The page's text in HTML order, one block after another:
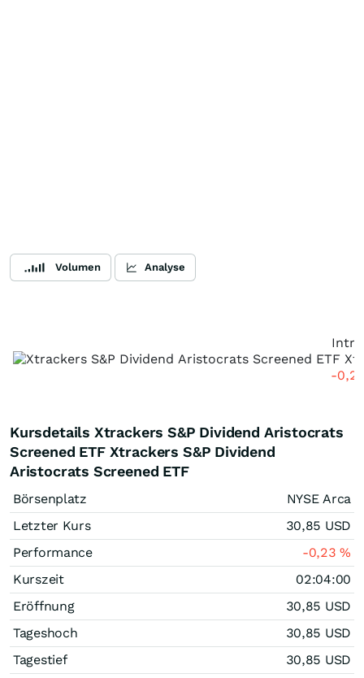
Volumen Analyse
-
Kursdetails Xtrackers S&P Dividend Aristocrats
Screened ETF Xtrackers S&P Dividend
Aristocrats Screened ETF
Börsenplatz
NYSE Arca
Letzter Kurs
30,85 USD
Performance
-0,23%
Kurszeit
02:04:00
Eröffnung
30,85 USD
Tageshoch
30,85 USD
Tagestief
30,85 USD